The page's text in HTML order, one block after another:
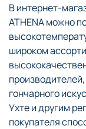
В интернет-
ATHENA можно
широком
гончарного
Ухте и другим
покупателя